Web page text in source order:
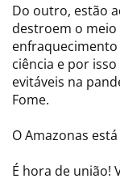
Do outro, estão
destroem o
enfraquecimento
ciência e por
evitáveis na
Fome.
O Amazonas
É hora de união!